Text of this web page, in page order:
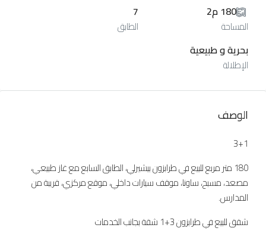
180 م2
المساحة
7
الطابق
بحرية و طبيعية
الإطلالة
الوصف
3+1
180 متر مربع للبيع في طرابزون بيشيرلي، الطابق السابع مع غاز طبيعي،
مصعد، مسبح، ساونا، موقف سيارات داخلي، موقع مركزي، قريبة من
المدارس.
شقق للبيع في طرابزون 3+1 شقة بجانب الخدمات